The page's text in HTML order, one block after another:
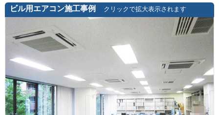
ビル用エアコン施工事例 クリックで拡大表示されます